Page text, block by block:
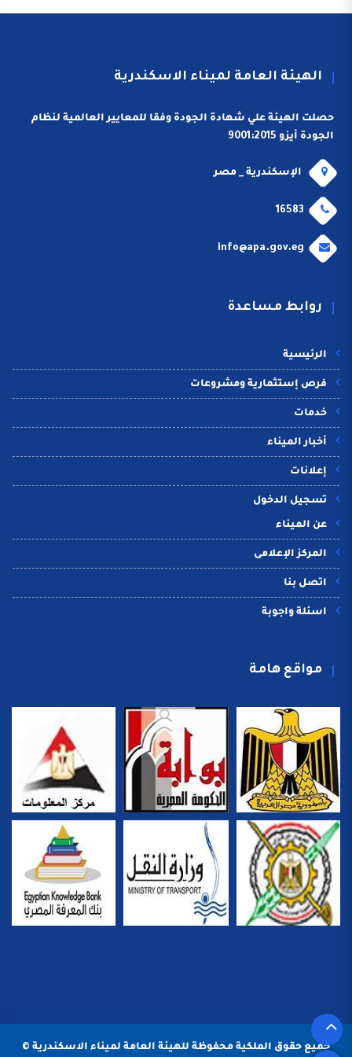
الهيئة العامة لميناء الاسكندرية
حصلت الهيئة علي شهادة الجودة وفقا للمعايير العالمية لنظام
الجودة أيزو 9001:2015
الإسكندرية _ مصر
16583
info@apa.gov.eg
روابط مساعدة
الرئيسية
فرص إستثمارية ومشروعات
خدمات
أخبار الميناء
إعلانات
تسجيل الدخول
عن الميناء
المركز الإعلامى
اتصل بنا
اسئلة واجوبة
مواقع هامة
جميع حقوق الملكية محفوظة للهيئة العامة لميناء الاسكندرية ©